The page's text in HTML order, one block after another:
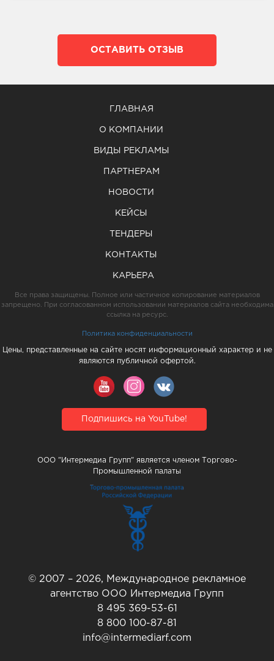
ОСТАВИТЬ ОТЗЫВ
ГЛАВНАЯ
О КОМПАНИИ
ВИДЫ РЕКЛАМЫ
ПАРТНЕРАМ
НОВОСТИ
КЕЙСЫ
ТЕНДЕРЫ
КОНТАКТЫ
КАРЬЕРА
Все права защищены. Полное или частичное копирование материалов
запрещено. При согласованном использовании материалов сайта необходима
ссылка на ресурс.
Политика конфиденциальности
Цены, представленные на сайте носят информационный характер и не
являются публичной офертой.
Подпишись на YouTube!
ООО "Интермедиа Групп" является членом Торгово-
Промышленной палаты
© 2007 – 2026, Международное рекламное
агентство ООО Интермедиа Групп
8 495 369-53-61
8 800 100-87-81
info@intermediarf.com